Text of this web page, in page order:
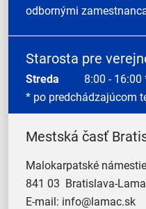
odbornými
Starosta pre
Streda 8:00 - 16:00
* po predchádzajúcom
Mestská časť
Malokarpatské
841 03 Bratislava-
E-mail: info@lamac.sk